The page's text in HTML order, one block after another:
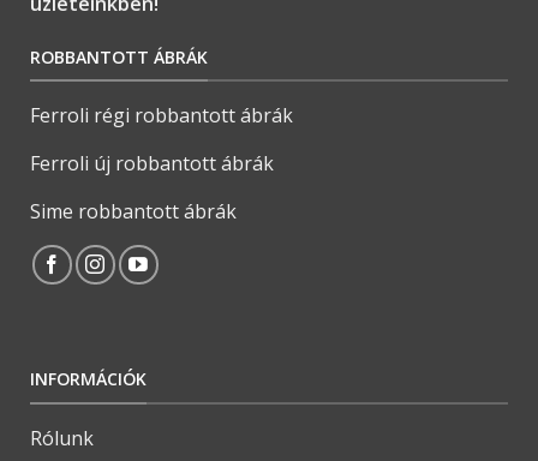
ROBBANTOTT ÁBRÁK
Ferroli régi robbantott ábrák
Ferroli új robbantott ábrák
Sime robbantott ábrák
INFORMÁCIÓK
Rólunk